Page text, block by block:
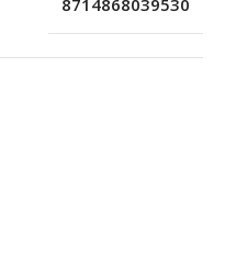
8714868039530